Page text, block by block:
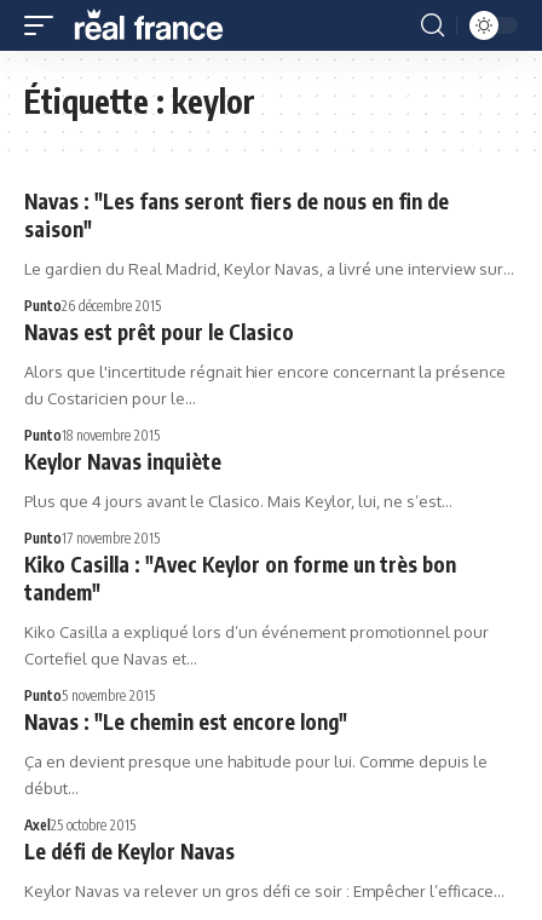
Étiquette :keylor
Navas : "Les fans seront fiers de nous en fin de
saison"
Le gardien du Real Madrid, Keylor Navas, a livré une interview sur…
Punto26 décembre 2015
Navas est prêt pour le Clasico
Alors que l'incertitude régnait hier encore concernant la présence
du Costaricien pour le…
Punto18 novembre 2015
Keylor Navas inquiète
Plus que 4 jours avant le Clasico. Mais Keylor, lui, ne s’est…
Punto17 novembre 2015
Kiko Casilla : "Avec Keylor on forme un très bon
tandem"
Kiko Casilla a expliqué lors d’un événement promotionnel pour
Cortefiel que Navas et…
Punto5 novembre 2015
Navas : "Le chemin est encore long"
Ça en devient presque une habitude pour lui. Comme depuis le
début…
Axel 25 octobre 2015
Le défi de Keylor Navas
Keylor Navas va relever un gros défi ce soir : Empêcher l’efficace…